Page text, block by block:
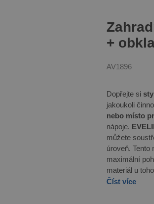
+
AV1896
Dopřejte si
jakoukoli
nebo místo
nápoje.
můžete
úroveň. Tento
maximální
materiál u
Číst více